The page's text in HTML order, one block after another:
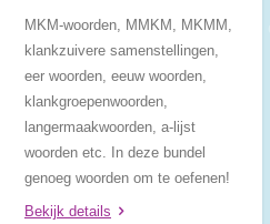
MKM-woorden, MMKM, MKMM,
klankzuivere samenstellingen,
eer woorden, eeuw woorden,
klankgroepenwoorden,
langermaakwoorden, a-lijst
woorden etc. In deze bundel
genoeg woorden om te oefenen!
Bekijk details